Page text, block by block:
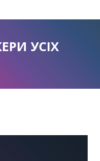
УСІХ